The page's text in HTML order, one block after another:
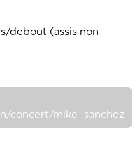
debout (assis non
concert/mike_sanchez